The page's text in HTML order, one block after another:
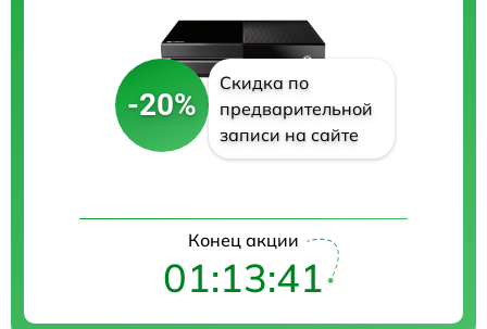
-20%
Скидка по
предварительной
записи на сайте
Конец акции
01:13:40